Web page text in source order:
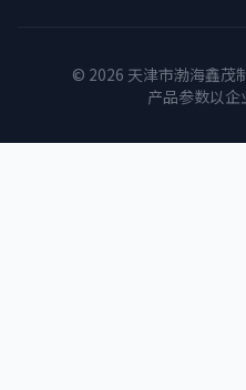
© 2026 天津市渤海鑫茂
产品参数以